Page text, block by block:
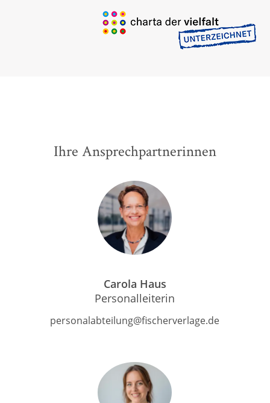
Ihre Ansprechpartnerinnen
Carola Haus
Personalleiterin
personalabteilung@fischerverlage.de